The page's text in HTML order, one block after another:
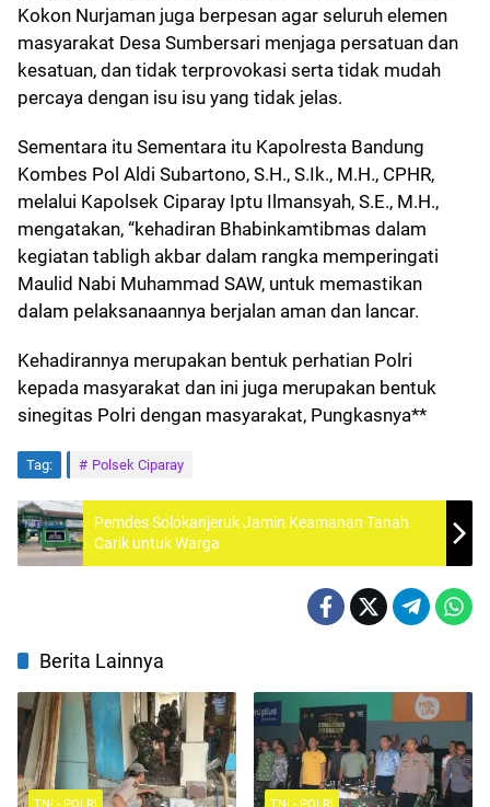
Kokon Nurjaman juga berpesan agar seluruh elemen
masyarakat Desa Sumbersari menjaga persatuan dan
kesatuan, dan tidak terprovokasi serta tidak mudah
percaya dengan isu isu yang tidak jelas.
Sementara itu Sementara itu Kapolresta Bandung
Kombes Pol Aldi Subartono, S.H., S.Ik., M.H., CPHR,
melalui Kapolsek Ciparay Iptu Ilmansyah, S.E., M.H.,
mengatakan, “kehadiran Bhabinkamtibmas dalam
kegiatan tabligh akbar dalam rangka memperingati
Maulid Nabi Muhammad SAW, untuk memastikan
dalam pelaksanaannya berjalan aman dan lancar.
Kehadirannya merupakan bentuk perhatian Polri
kepada masyarakat dan ini juga merupakan bentuk
sinegitas Polri dengan masyarakat, Pungkasnya**
Tag: Polsek Ciparay
Pemdes Solokanjeruk Jamin Keamanan Tanah
Carik untuk Warga
Berita Lainnya
TNI - POLRI TNI - POLRI